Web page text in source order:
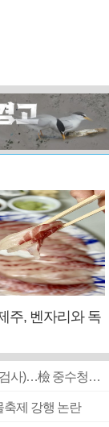
주, 벤자리와 독
■ 검사 신분 버리고 직급하향(10년 이하 저연차 검사)…檢 중수청행 기피
제 강행 논란